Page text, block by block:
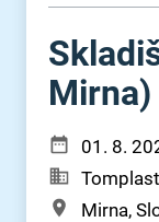
Mirna)
01. 8.
Mirna,